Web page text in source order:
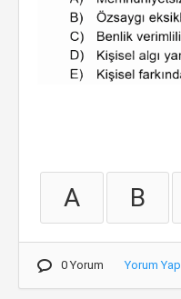
A B
0 Yorum Yorum Yap